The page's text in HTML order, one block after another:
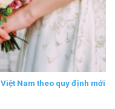
Nam theo quy định mới